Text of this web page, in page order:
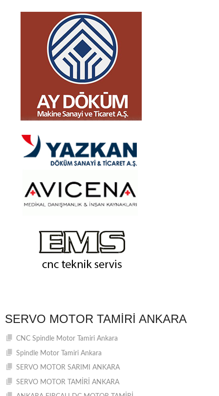
SERVO MOTOR TAMIRI ANKARA
CNC Spindle Motor Tamiri Ankara
Spindle Motor Tamiri Ankara
SERVO MOTOR SARIMI ANKARA
SERVO MOTOR TAMİRİ ANKARA